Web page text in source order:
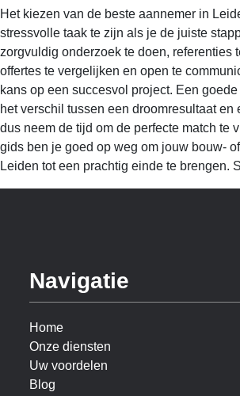
Het kiezen van de beste aannemer in
stressvolle taak te zijn als je de juiste
zorgvuldig onderzoek te doen, referenties
offertes te vergelijken en open te
kans op een succesvol project. Een
het verschil tussen een droomresultaat en
dus neem de tijd om de perfecte match te
gids ben je goed op weg om jouw bouw-
Leiden tot een prachtig einde te brengen.
Navigatie
Home
Onze diensten
Uw voordelen
Blog